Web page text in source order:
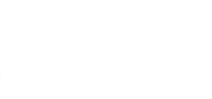
な座席があり、お子様の隠れ家に最